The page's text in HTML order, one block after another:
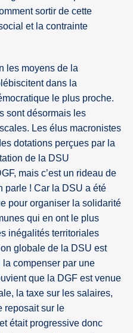
sortir de cette
et la contrainte
les moyens de la
dans la
le plus proche.
sont désormais les
Les élus macronistes
dotations perçues par la
de la DSU
mais c’est un rideau de
parle ! Car la DSU a été
pour organiser la solidarité
qui en ont le plus
inégalités territoriales
globale de la DSU est
la compenser par une
que la DGF est venue
la taxe sur les salaires,
reposait sur le
était progressive donc